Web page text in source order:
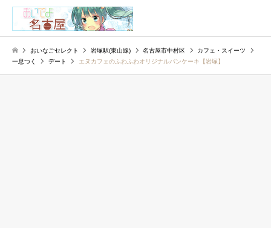
おいなごセレクト 岩塚駅(東山線) 名古屋市中村区
カフェ・スイーツ
一息つく
デート エヌカフェのふわふわオリジナルパンケーキ【岩塚】